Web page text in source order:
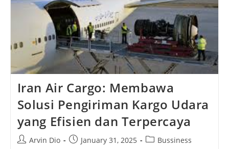
Iran Air Cargo: Membawa
Solusi Pengiriman Kargo Udara
yang Efisien dan Terpercaya
PostArvin Dio
PostJanuary 31, 2025
PostBussiness